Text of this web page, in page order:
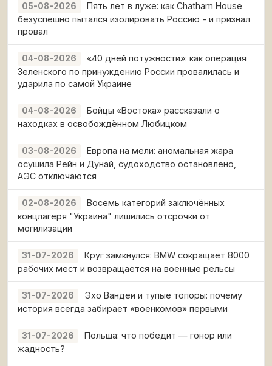
05-08-2026
Пять лет в луже: как Chatham House
безуспешно пытался изолировать Россию - и признал
провал
04-08-2026
«40 дней потужности»: как операция
Зеленского по принуждению России провалилась и
ударила по самой Украине
04-08-2026
Бойцы «Востока» рассказали о
находках в освобождённом Любицком
03-08-2026
Европа на мели: аномальная жара
осушила Рейн и Дунай, судоходство остановлено,
АЭС отключаются
02-08-2026
Восемь категорий заключённых
концлагеря "Украина" лишились отсрочки от
могилизации
31-07-2026
Круг замкнулся: BMW сокращает 8000
рабочих мест и возвращается на военные рельсы
31-07-2026
Эхо Вандеи и тупые топоры: почему
история всегда забирает «военкомов» первыми
31-07-2026
Польша: что победит — гонор или
жадность?